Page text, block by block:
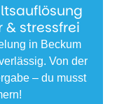
& stressfrei
in Beckum
Von der
– du musst